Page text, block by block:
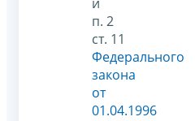
п. 2
ст. 11
Федерального
закона
от
01.04.1996